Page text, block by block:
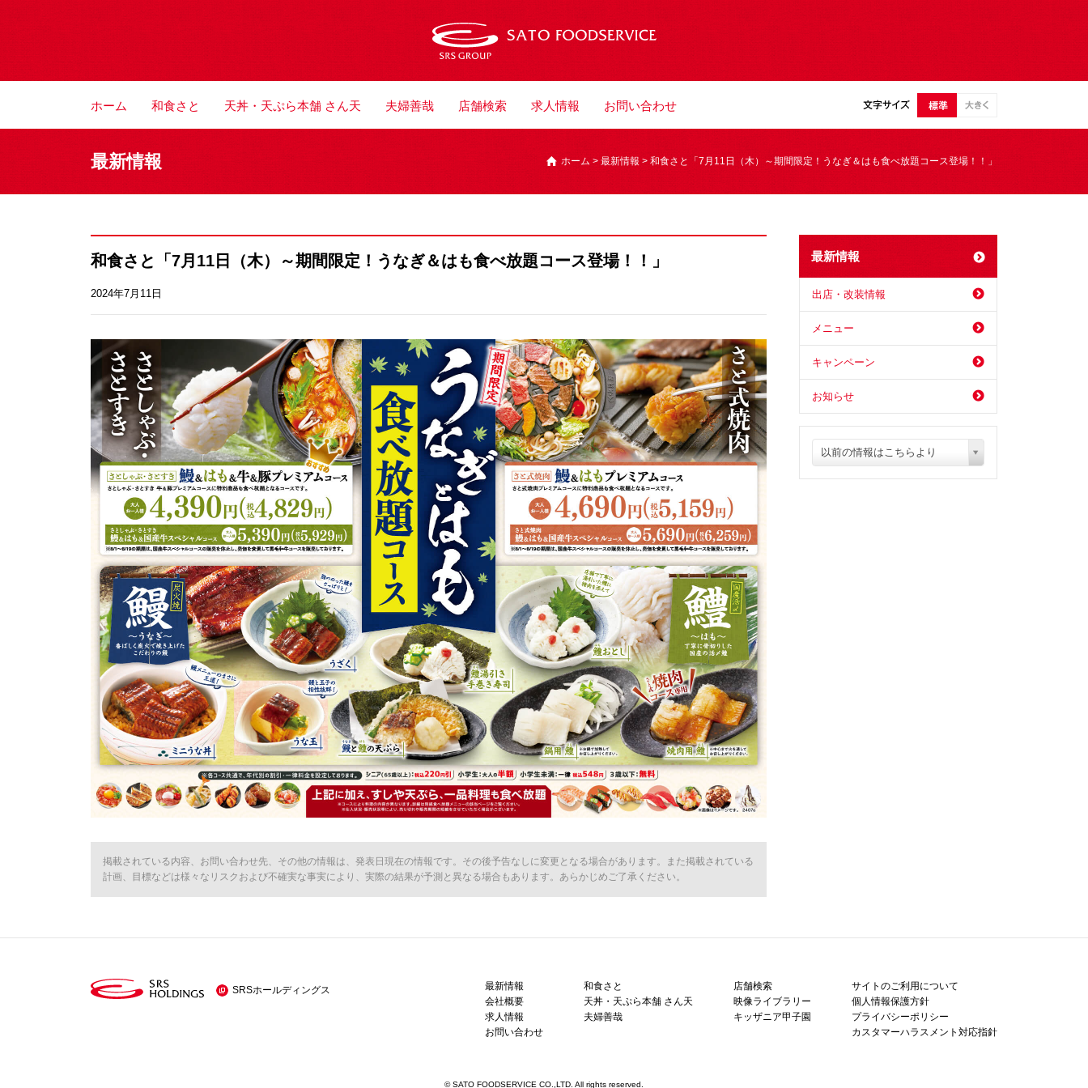
ホーム 和食さと 天丼・天ぷら本舗 さん天 夫婦善哉 店舗検索 求人情報 お問い合わせ
最新情報 ホーム > 最新情報 > 和食さと「7月11日（木）～期間限定！うなぎ＆はも食べ放題コース登場！！」
和食さと「7月11日（木）～期間限定！うなぎ＆はも食べ放題コース登場！！」
2024年7月11日
掲載されている内容、お問い合わせ先、その他の情報は、発表日現在の情報です。その後予告なしに変更となる場合があります。また掲載されている
計画、目標などは様々なリスクおよび不確実な事実により、実際の結果が予測と異なる場合もあります。あらかじめご了承ください。
最新情報
出店・改装情報
メニュー
キャンペーン
お知らせ
以前の情報はこちらより
SRSホールディングス
最新情報
会社概要
求人情報
お問い合わせ
和食さと
天丼・天ぷら本舗 さん天
夫婦善哉
店舗検索
映像ライブラリー
キッザニア甲子園
サイトのご利用について
個人情報保護方針
プライバシーポリシー
カスタマーハラスメント対応指針
© SATO FOODSERVICE CO.,LTD. All rights reserved.